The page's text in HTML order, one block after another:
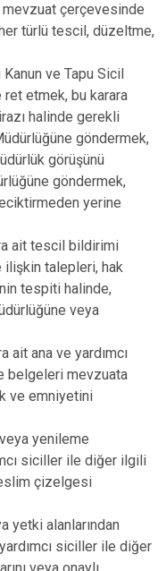
çerçevesinde
türlü tescil, düzeltme,
ve Tapu Sicil
etmek, bu karara
halinde gerekli
göndermek,
görüşünü
göndermek,
yerine
ait tescil bildirimi
talepleri, hak
tespiti halinde,
veya
ait ana ve yardımcı
belgeleri mevzuata
ve emniyetini
yenileme
siciller ile diğer ilgili
çizelgesi
yetki alanlarından
siciller ile diğer